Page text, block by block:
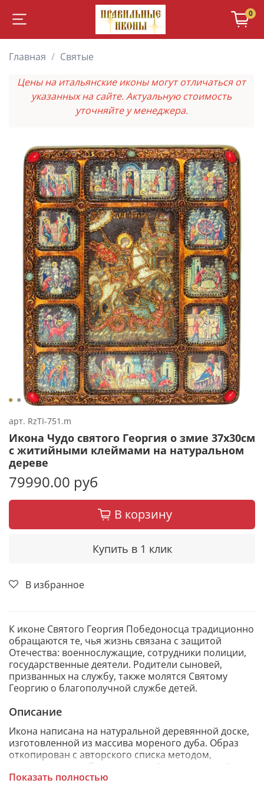
0
Главная
Святые
Цены на итальянские иконы могут отличаться от
указанных на сайте. Актуальную стоимость
уточняйте у менеджера.
арт. RzTI-751.m
Икона Чудо святого Георгия о змие 37х30см
с житийными клеймами на натуральном
дереве
79990.00 руб
В корзину
Купить в 1 клик
В избранное
К иконе Святого Георгия Победоносца традиционно
обращаются те, чья жизнь связана с защитой
Отечества: военнослужащие, сотрудники полиции,
государственные деятели. Родители сыновей,
призванных на службу, также молятся Святому
Георгию о благополучной службе детей.
Описание
Икона написана на натуральной деревянной доске,
изготовленной из массива мореного дуба. Образ
откопирован с авторского списка методом,
получившим одобрение русской православной
церкви.
Показать полностью